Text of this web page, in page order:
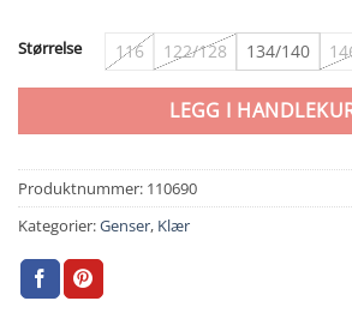
Størrelse 116 122/128 134/140
LEGG I
Produktnummer: 110690
Kategorier:Genser, Klær